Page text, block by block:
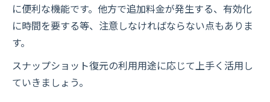
に便利な機能です。他方で追加料金が発生する、有効化
に時間を要する等、注意しなければならない点もありま
す。
スナップショット復元の利用用途に応じて上手く活用し
ていきましょう。